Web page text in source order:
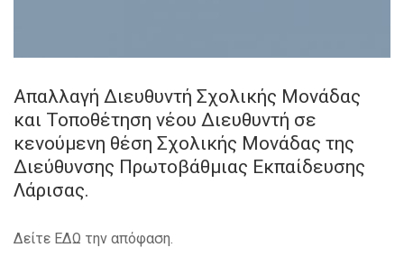
Απαλλαγή Διευθυντή Σχολικής Μονάδας
και Τοποθέτηση νέου Διευθυντή σε
κενούμενη θέση Σχολικής Μονάδας της
Διεύθυνσης Πρωτοβάθμιας Εκπαίδευσης
Λάρισας.
Δείτε ΕΔΩ την απόφαση.